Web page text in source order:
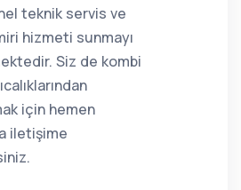
teknik servis ve
hizmeti sunmayı
Siz de kombi
için hemen
iletişime